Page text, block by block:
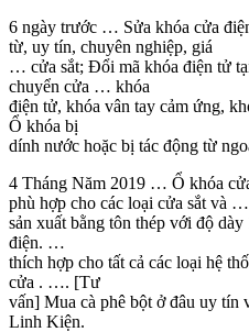
6 ngày trước … Sửa khóa cửa
từ, uy tín, chuyên nghiệp, giá
… cửa sắt; Đổi mã khóa điện tử
chuyển cửa … khóa
điện tử, khóa vân tay cảm ứng,
Ổ khóa bị
dính nước hoặc bị tác động từ
4 Tháng Năm 2019 … Ổ khóa
phù hợp cho các loại cửa sắt và …
sản xuất bằng tôn thép với độ
điện. …
thích hợp cho tất cả các loại hệ
cửa . …. [Tư
vấn] Mua cà phê bột ở đâu uy
Linh Kiện.